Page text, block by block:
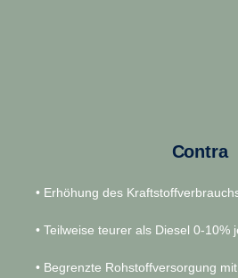
Contra
• Erhöhung des
• Teilweise teurer als Diesel 0-10%
• Begrenzte Rohstoffversorgung